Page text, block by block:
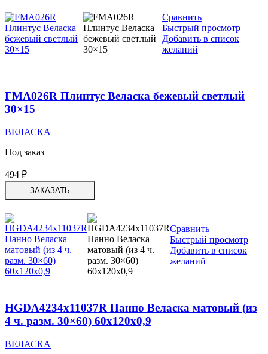
Сравнить
Быстрый просмотр
Добавить в список
желаний
FMA026R Плинтус Веласка бежевый светлый
30×15
ВЕЛАСКА
Под заказ
494 ₽
ЗАКАЗАТЬ
Сравнить
Быстрый просмотр
Добавить в список
желаний
HGDA4234x11037R Панно Веласка матовый (из
4 ч. разм. 30×60) 60x120x0,9
ВЕЛАСКА